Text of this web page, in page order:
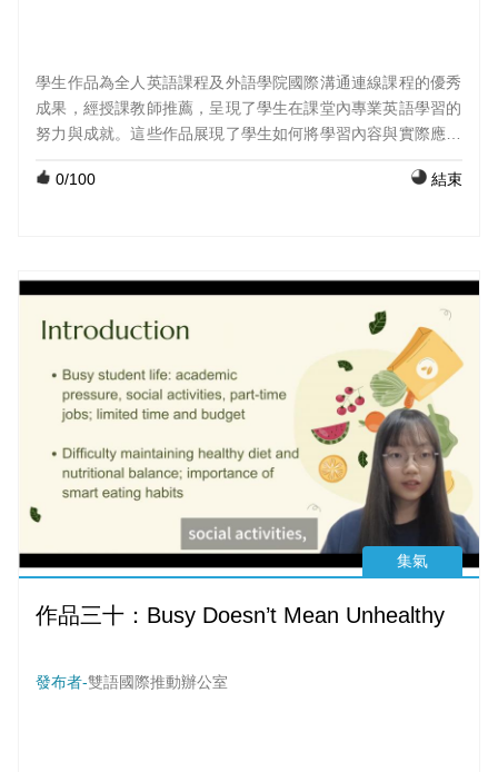
學生作品為全人英語課程及外語學院國際溝通連線課程的優秀
成果，經授課教師推薦，呈現了學生在課堂內專業英語學習的
努力與成就。這些作品展現了學生如何將學習內容與實際應用
英文；組員：李羽昕、孫苡晴
0/100 結束
集氣
作品三十：Busy Doesn’t Mean Unhealthy
發布者-雙語國際推動辦公室